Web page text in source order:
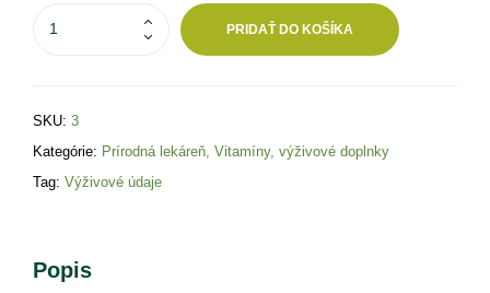
PRIDAŤ DO KOŠÍKA
SKU: 3
Kategórie: Prírodná lekáreň Vitamíny, výživové doplnky
Tag: Výživové údaje
Popis